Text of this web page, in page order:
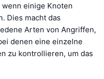
einige Knoten
Dies macht das
Arten von Angriffen,
denen eine einzelne
zu kontrollieren, um das